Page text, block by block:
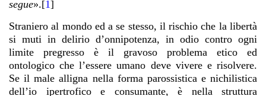
segue».[1]
Straniero al mondo ed a se stesso, il rischio che la libertà
si muti in delirio d’onnipotenza, in odio contro ogni
limite pregresso è il gravoso problema etico ed
ontologico che l’essere umano deve vivere e risolvere.
Se il male alligna nella forma parossistica e nichilistica
dell’io ipertrofico e consumante, è nella struttura